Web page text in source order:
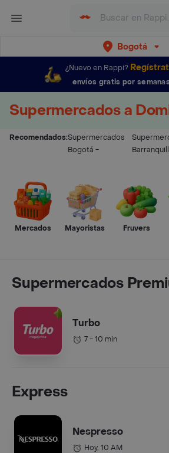
Bogotá
¿Nuevo en Rappi?
envíos gratis por semanas
Supermercados a
Recomendados:Supermercados
Bogotá -
Mercados Mayoristas Fruvers
Supermercados
Turbo
7 - 10 min
Express
Nespresso
Hoy, 10 AM